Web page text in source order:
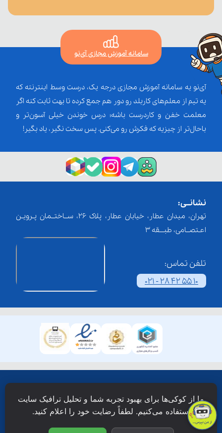
سامانه آموزش مجازی آی‌نو
آی‌نو یه سامانه آموزش مجازی درجه یک، درست وسط اینترنته که
یه تیم از معلم‌‌های کاربلد رو دور هم جمع کرده تا بهت ثابت کنه اگر
معلمت خفن و کاردرست باشه؛ درس خوندن خیلی آسون‌تر و
باحال‌تر از چیزیه که فکرش رو می‌کنی. پس سخت نگیر، یاد بگیر!
نشانــی:
تهران، میدان عطار، خیابان عطار، پلاک 26، ســاختــمان پـرویـن
اعـتصــامی، طبـــقه 3
تلفن تماس:
021 - 28 42 55 10
دانش نویان محفوظ است.
ما از کوکی‌ها برای بهبود تجربه شما و تحلیل ترافیک سایت
استفاده می‌کنیم. لطفاً رضایت خود را اعلام کنید.